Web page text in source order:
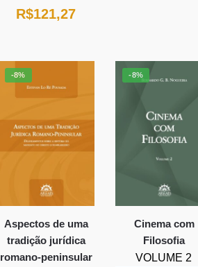
O
original
era:
R$131,82.
R$121,27O
atual
R$121,27.
R$118,11.
-8%
Aspectos de uma
tradição jurídica
romano-peninsular
-8%
Cinema com
Filosofia
VOLUME 2